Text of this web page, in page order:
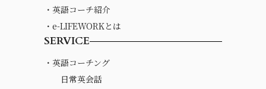
・英語コーチ紹介
・e-LIFEWORKとは
SERVICE
・英語コーチング
日常英会話